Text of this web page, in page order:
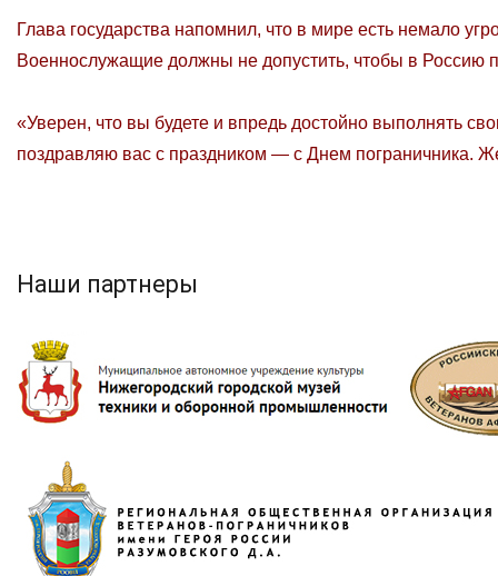
Глава государства напомнил, что в мире есть немало
Военнослужащие должны не допустить, чтобы в Россию
«Уверен, что вы будете и впредь достойно выполнять
поздравляю вас с праздником — с Днем пограничника.
Наши партнеры